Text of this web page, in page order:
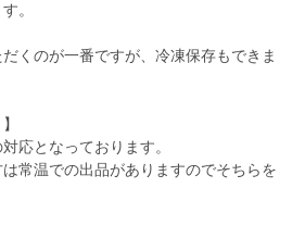
。
くのが一番ですが、冷凍保存もできま
応となっております。
常温での出品がありますのでそちらを